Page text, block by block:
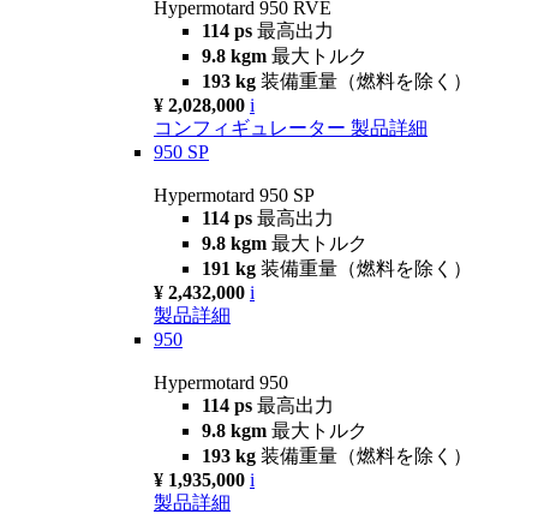
Hypermotard 950 RVE
114 ps 最高出力
9.8 kgm 最大トルク
193 kg 装備重量（燃料を除く）
¥ 2,028,000 i
コンフィギュレーター 製品詳細
950 SP
Hypermotard 950 SP
114 ps 最高出力
9.8 kgm 最大トルク
191 kg 装備重量（燃料を除く）
¥ 2,432,000 i
製品詳細
950
Hypermotard 950
114 ps 最高出力
9.8 kgm 最大トルク
193 kg 装備重量（燃料を除く）
¥ 1,935,000 i
製品詳細